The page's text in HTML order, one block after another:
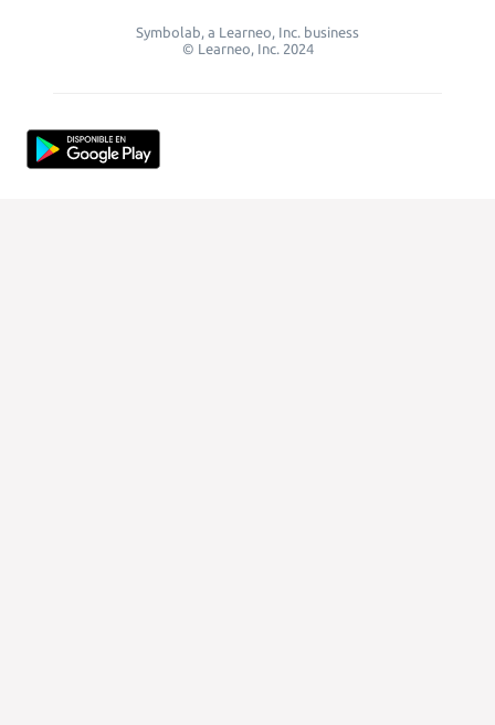
Symbolab, a Learneo, Inc. business
© Learneo, Inc. 2024